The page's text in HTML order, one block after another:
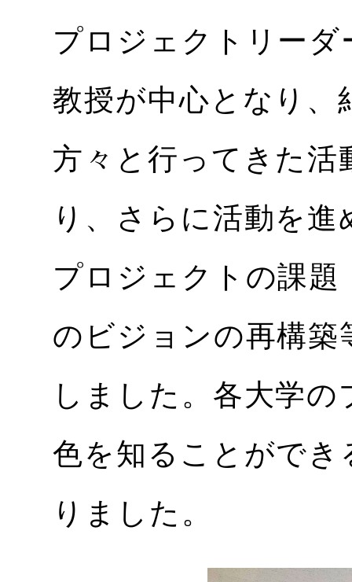
プロジェクトリー
教授が中心となり、
方々と行ってきた活
り、さらに活動を
プロジェクトの課
のビジョンの再構築
しました。各大学
色を知ることができ
りました。